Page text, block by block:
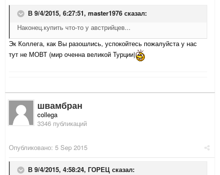
В 9/4/2015, 6:27:51, master1976 сказал:
Наконец.купить что-то у австрийцев...
Эк Коллега, как Вы разошлись, успокойтесь пожалуйста у нас
тут не МОВТ (мир оченна великой Турции)
швамбран
collega
3346 публикаций
Опубликовано: 5 Sep 2015
В 9/4/2015, 4:58:24, ГОРЕЦ сказал: